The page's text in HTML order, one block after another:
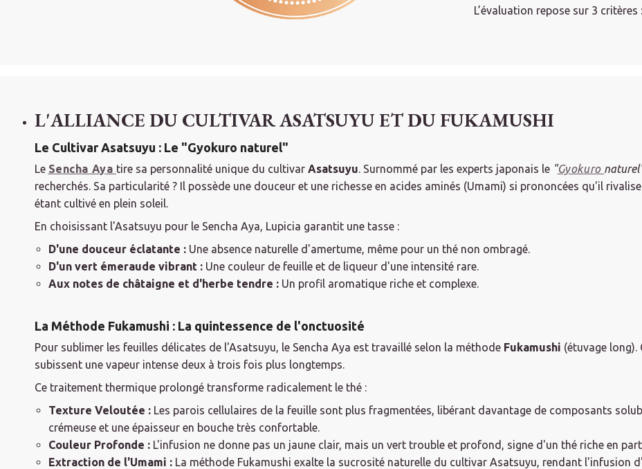
L’évaluation repose sur 3 critères
L'ALLIANCE DU CULTIVAR ASATSUYU ET DU FUKAMUSHI
Le Cultivar Asatsuyu : Le "Gyokuro naturel"
Le Sencha Aya tire sa personnalité unique du cultivar Asatsuyu. Surnommé par les experts japonais le "Gyokuro
recherchés. Sa particularité ? Il possède une douceur et une richesse en acides aminés (Umami) si prononcées qu'il
étant cultivé en plein soleil.
En choisissant l'Asatsuyu pour le Sencha Aya, Lupicia garantit une tasse :
D'une douceur éclatante :Une absence naturelle d'amertume, même pour un thé non ombragé.
D'un vert émeraude vibrant :Une couleur de feuille et de liqueur d'une intensité rare.
Aux notes de châtaigne et d'herbe tendre :Un profil aromatique riche et complexe.
La Méthode Fukamushi : La quintessence de l'onctuosité
Pour sublimer les feuilles délicates de l'Asatsuyu, le Sencha Aya est travaillé selon la méthode Fukamushi (étuvage
subissent une vapeur intense deux à trois fois plus longtemps.
Ce traitement thermique prolongé transforme radicalement le thé :
Texture Veloutée :Les parois cellulaires de la feuille sont plus fragmentées, libérant davantage de composants
crémeuse et une épaisseur en bouche très confortable.
Couleur Profonde :L'infusion ne donne pas un jaune clair, mais un vert trouble et profond, signe d'un thé riche en
Extraction de l'Umami :La méthode Fukamushi exalte la sucrosité naturelle du cultivar Asatsuyu, rendant l'infusion